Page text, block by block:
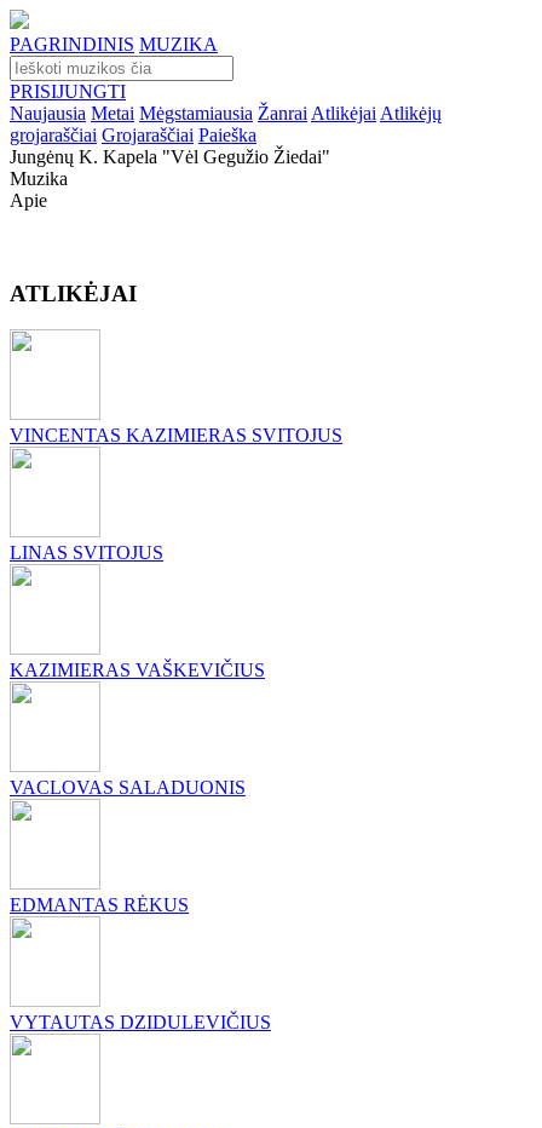
PAGRINDINIS MUZIKA
PRISIJUNGTI
Naujausia Metai Mėgstamiausia Žanrai Atlikėjai Atlikėjų
grojaraščiai Grojaraščiai Paieška
Jungėnų K. Kapela "vėl Gegužio Žiedai"
Muzika
Apie
ATLIKĖJAI
VINCENTAS KAZIMIERAS SVITOJUS
LINAS SVITOJUS
KAZIMIERAS VAŠKEVIČIUS
VACLOVAS SALADUONIS
EDMANTAS RĖKUS
VYTAUTAS DZIDULEVIČIUS